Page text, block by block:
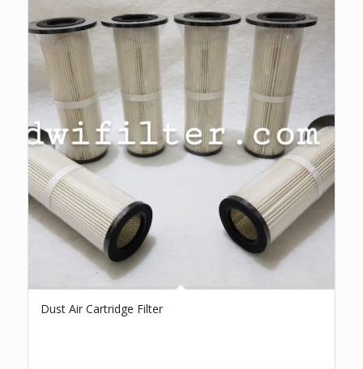
Dust Air Cartridge Filter